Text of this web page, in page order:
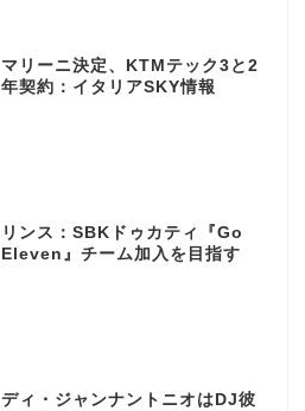
マリーニ決定、KTMテック3と2
年契約：イタリアSKY情報
リンス：SBKドゥカティ『Go
Eleven』チーム加入を目指す
ディ・ジャンナントニオはDJ彼